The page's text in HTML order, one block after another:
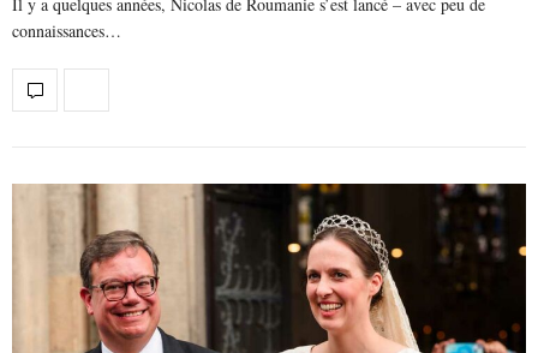
connaissances…